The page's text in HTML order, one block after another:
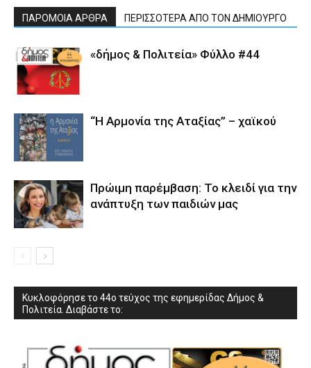
ΠΑΡΟΜΟΙΑ ΑΡΘΡΑ ΠΕΡΙΣΣΟΤΕΡΑ ΑΠΟ ΤΟΝ ΔΗΜΙΟΥΡΓΟ
«δήμος & Πολιτεία» Φύλλο #44
“Η Αρμονία της Αταξίας” – χαϊκού
Πρώιμη παρέμβαση: Το κλειδί για την
ανάπτυξη των παιδιών µας
Κυκλοφόρησε το 44ο τεύχος της εφημερίδας Δήμος &
Πολιτεία. Διαβάστε το: